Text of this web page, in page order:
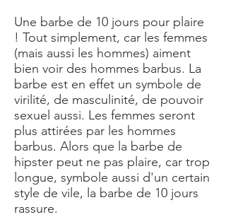
Une barbe de 10 jours pour plaire
! Tout simplement, car les femmes
(mais aussi les hommes) aiment
bien voir des hommes barbus. La
barbe est en effet un symbole de
virilité, de masculinité, de pouvoir
sexuel aussi. Les femmes seront
plus attirées par les hommes
barbus. Alors que la barbe de
hipster peut ne pas plaire, car trop
longue, symbole aussi d'un certain
style de vile, la barbe de 10 jours
rassure.